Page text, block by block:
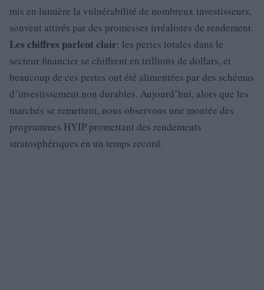
mis en lumière la vulnérabilité de nombreux investisseurs,
souvent attirés par des promesses irréalistes de rendement.
Les chiffres parlent clair: les pertes totales dans le
secteur financier se chiffrent en trillions de dollars, et
beaucoup de ces pertes ont été alimentées par des schémas
d’investissement non durables. Aujourd’hui, alors que les
marchés se remettent, nous observons une montée des
programmes HYIP promettant des rendements
stratosphériques en un temps record.